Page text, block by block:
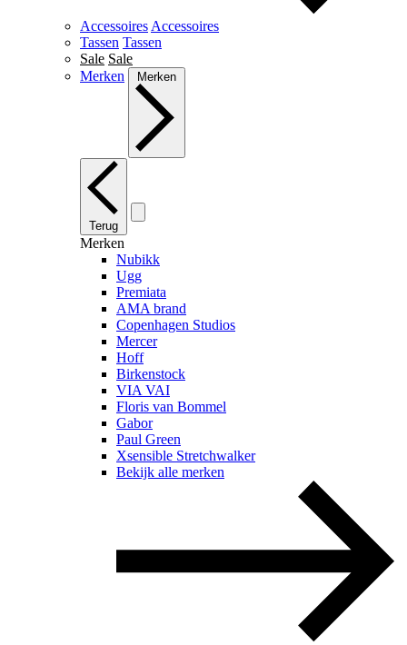
Accessoires Accessoires
Tassen Tassen
Sale Sale
Merken
Merken
Terug
Merken
Nubikk
Ugg
Premiata
AMA brand
Copenhagen Studios
Mercer
Hoff
Birkenstock
VIA VAI
Floris van Bommel
Gabor
Paul Green
Xsensible Stretchwalker
Bekijk alle merken